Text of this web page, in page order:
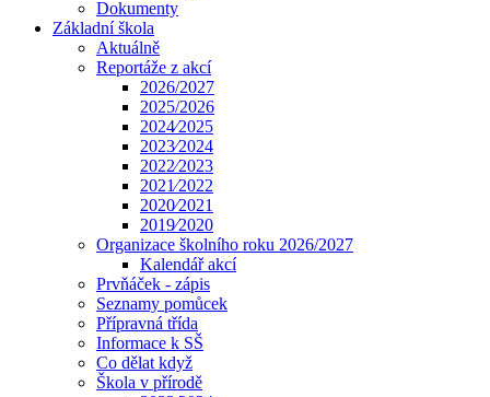
Dokumenty
Základní škola
Aktuálně
Reportáže z akcí
2026/2027
2025/2026
2024⁄2025
2023⁄2024
2022⁄2023
2021⁄2022
2020⁄2021
2019⁄2020
Organizace školního roku 2026/2027
Kalendář akcí
Prvňáček - zápis
Seznamy pomůcek
Přípravná třída
Informace k SŠ
Co dělat když
Škola v přírodě